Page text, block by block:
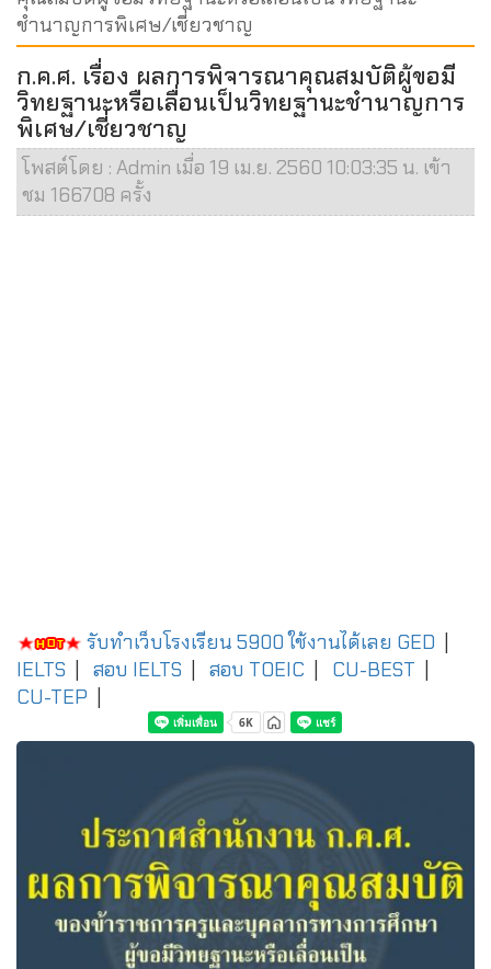
ชำนาญการพิเศษ/เชี่ยวชาญ
ก.ค.ศ. เรื่อง ผลการพิจารณาคุณสมบัติผู้ขอมี
วิทยฐานะหรือเลื่อนเป็นวิทยฐานะชำนาญการ
พิเศษ/เชี่ยวชาญ
โพสต์โดย : Admin เมื่อ 19 เม.ย. 2560 10:03:35 น. เข้า
ชม 166708 ครั้ง
รับทำเว็บโรงเรียน 5900 ใช้งานได้เลย GED
IELTS
สอบ IELTS สอบ TOEIC CU-BEST
CU-TEP